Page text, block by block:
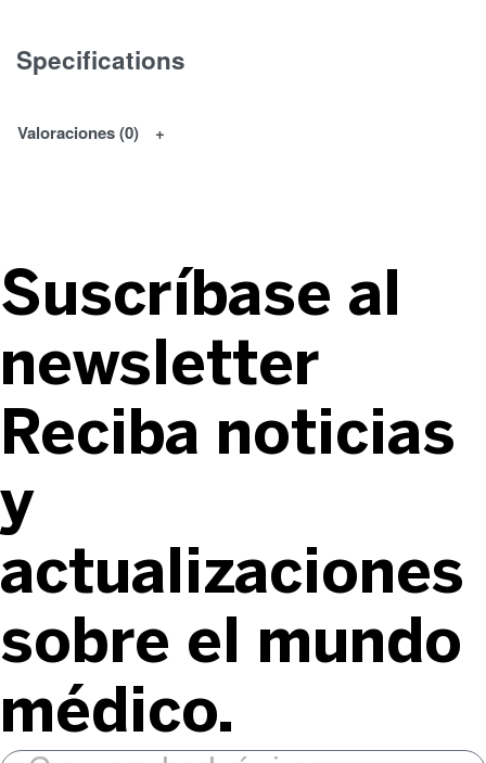
Specifications
Valoraciones (0)
Suscríbase al
newsletter
Reciba noticias
y
actualizaciones
sobre el mundo
médico.